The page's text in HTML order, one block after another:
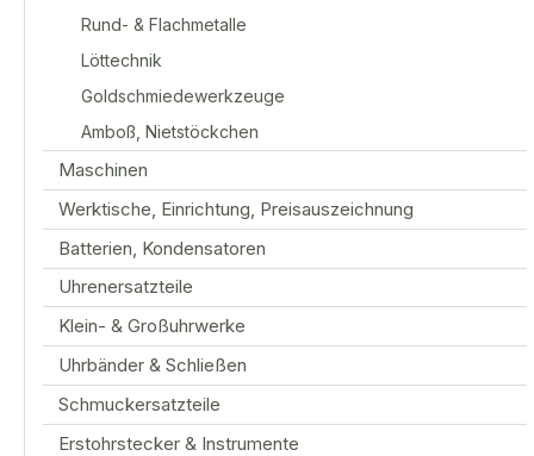
Rund- & Flachmetalle
Löttechnik
Goldschmiedewerkzeuge
Amboß, Nietstöckchen
Maschinen
Werktische, Einrichtung, Preisauszeichnung
Batterien, Kondensatoren
Uhrenersatzteile
Klein- & Großuhrwerke
Uhrbänder & Schließen
Schmuckersatzteile
Erstohrstecker & Instrumente